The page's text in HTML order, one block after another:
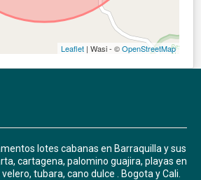
Leaflet | Wasi - ©OpenStreetMap
lotes cabanas en Barraquilla y sus
cartagena, palomino guajira, playas en
tubara, cano dulce . Bogota y Cali.